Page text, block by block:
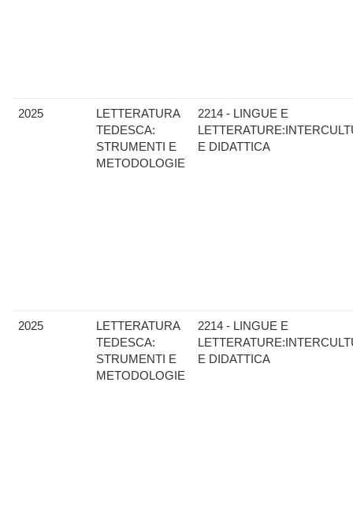
2025
LETTERATURA
TEDESCA:
STRUMENTI E
METODOLOGIE
2214 - LINGUE E
E DIDATTICA
2025
LETTERATURA
TEDESCA:
STRUMENTI E
METODOLOGIE
2214 - LINGUE E
E DIDATTICA